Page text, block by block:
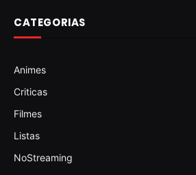
CATEGORIAS
Animes
Criticas
Filmes
Listas
NoStreaming